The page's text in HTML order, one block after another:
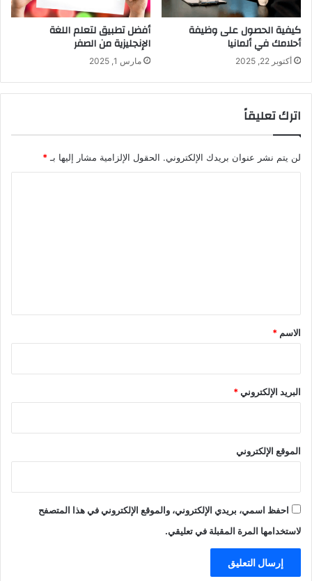
كيفية الحصول على وظيفة
أحلامك في ألمانيا
أكتوبر 22, 2025
أفضل تطبيق لتعلم اللغة
الإنجليزية من الصفر
مارس 1, 2025
اترك تعليقاً
لن يتم نشر عنوان بريدك الإلكتروني. الحقول الإلزامية مشار إليها بـ*
*
الاسم *
البريد الإلكتروني*
الموقع الإلكتروني
احفظ اسمي، بريدي الإلكتروني، والموقع الإلكتروني في هذا المتصفح
لاستخدامها المرة المقبلة في تعليقي.